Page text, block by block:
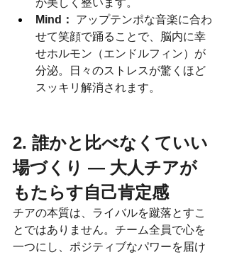
が美しく整います。
Mind：
アップテンポな音楽に合わ
せて笑顔で踊ることで、脳内に幸
せホルモン（エンドルフィン）が
分泌。日々のストレスが驚くほど
スッキリ解消されます。
2. 誰かと比べなくていい
場づくり — 大人チアが
もたらす自己肯定感
チアの本質は、ライバルを蹴落とすこ
とではありません。チーム全員で心を
一つにし、ポジティブなパワーを届け